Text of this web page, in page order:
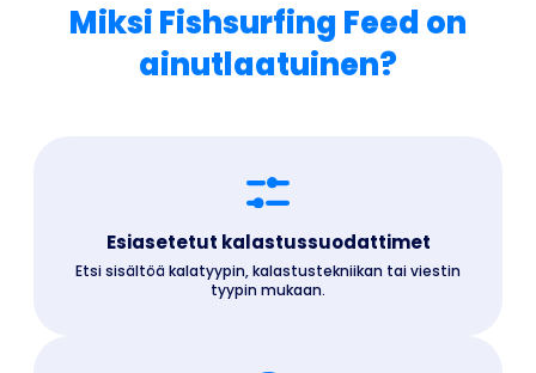
Miksi Fishsurfing Feed on
ainutlaatuinen?
Esiasetetut kalastussuodattimet
Etsi sisältöä kalatyypin, kalastustekniikan tai viestin
tyypin mukaan.